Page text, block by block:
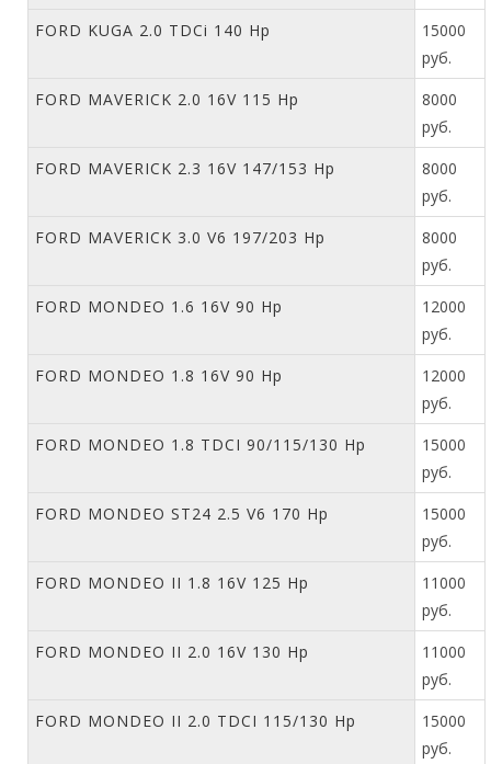
FORD KUGA 2.0 TDCi 140 Hp
15000
руб.
FORD MAVERICK 2.0 16V 115 Hp
8000
руб.
FORD MAVERICK 2.3 16V 147/153 Hp
8000
руб.
FORD MAVERICK 3.0 V6 197/203 Hp
8000
руб.
FORD MONDEO 1.6 16V 90 Hp
12000
руб.
FORD MONDEO 1.8 16V 90 Hp
12000
руб.
FORD MONDEO 1.8 TDCI 90/115/130 Hp
15000
руб.
FORD MONDEO ST24 2.5 V6 170 Hp
15000
руб.
FORD MONDEO II 1.8 16V 125 Hp
11000
руб.
FORD MONDEO II 2.0 16V 130 Hp
11000
руб.
FORD MONDEO II 2.0 TDCI 115/130 Hp
15000
руб.